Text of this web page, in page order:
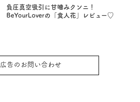
負圧真空吸引に甘噛みクンニ！
BeYourLoverの「食人花」レビュー♡
広告のお問い合わせ